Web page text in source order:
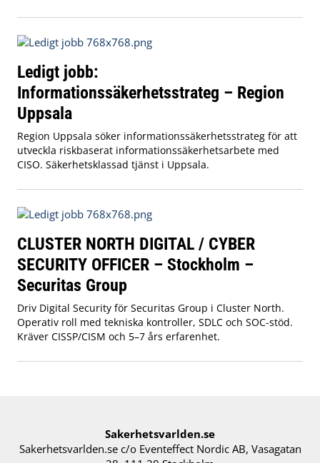
Ledigt jobb:
Informationssäkerhetsstrateg – Region
Uppsala
Region Uppsala söker informationssäkerhetsstrateg för att
utveckla riskbaserat informationssäkerhetsarbete med
CISO. Säkerhetsklassad tjänst i Uppsala.
CLUSTER NORTH DIGITAL / CYBER
SECURITY OFFICER – Stockholm –
Securitas Group
Driv Digital Security för Securitas Group i Cluster North.
Operativ roll med tekniska kontroller, SDLC och SOC-stöd.
Kräver CISSP/CISM och 5–7 års erfarenhet.
Sakerhetsvarlden.se
Sakerhetsvarlden.se c/o Eventeffect Nordic AB, Vasagatan